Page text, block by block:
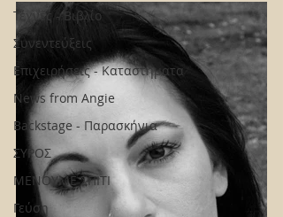
Τέχνες - Βιβλίο
Συνεντεύξεις
Επιχειρήσεις - Καταστήματα
News from Angie
Backstage - Παρασκήνια
ΣΥΡΟΣ
ΜΕΝΟΥΜΕ ΣΠΙΤΙ
Γεύση